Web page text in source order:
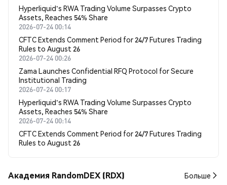
Hyperliquid's RWA Trading Volume Surpasses Crypto
Assets, Reaches 54% Share
2026-07-24 00:14
CFTC Extends Comment Period for 24/7 Futures Trading
Rules to August 26
2026-07-24 00:26
Zama Launches Confidential RFQ Protocol for Secure
Institutional Trading
2026-07-24 00:17
Hyperliquid's RWA Trading Volume Surpasses Crypto
Assets, Reaches 54% Share
2026-07-24 00:14
CFTC Extends Comment Period for 24/7 Futures Trading
Rules to August 26
Академия RandomDEX (RDX) Больше